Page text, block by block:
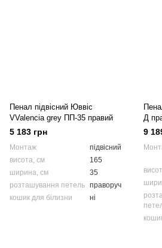
Пенал підвісний Юввіс
VValencia grey ПП-35 правий
5 183 грн
Монтаж
підвісний
висота, см
165
ширина, см
35
розташування петель праворуч
кошик для білизни
ні
Д
9